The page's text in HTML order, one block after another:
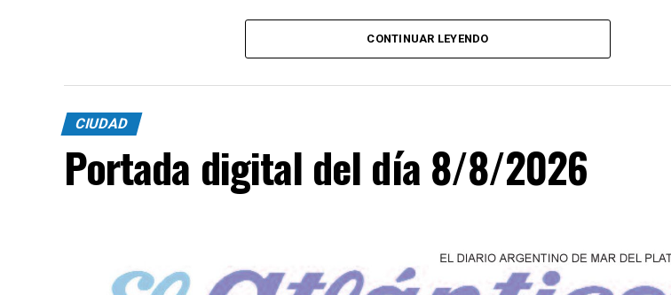
CONTINUAR LEYENDO
CIUDAD
Portada digital del día 8/8/2026